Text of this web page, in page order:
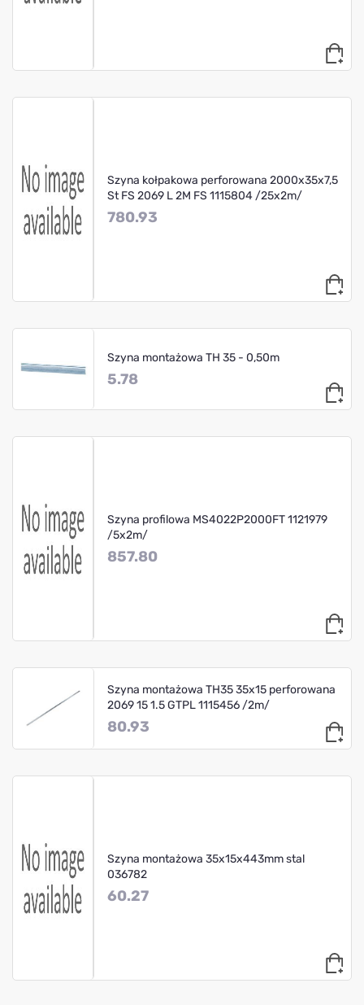
Szyna kołpakowa perforowana 2000x35x7,5
St FS 2069 L 2M FS 1115804 /25x2m/
780.93
Szyna montażowa TH 35 - 0,50m
5.78
Szyna profilowa MS4022P2000FT 1121979
/5x2m/
857.80
Szyna montażowa TH35 35x15 perforowana
2069 15 1.5 GTPL 1115456 /2m/
80.93
Szyna montażowa 35x15x443mm stal
036782
60.27